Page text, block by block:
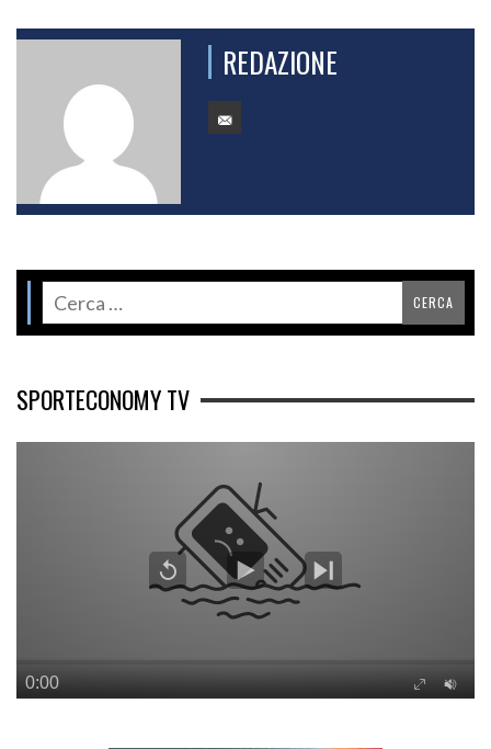
REDAZIONE
SPORTECONOMY TV